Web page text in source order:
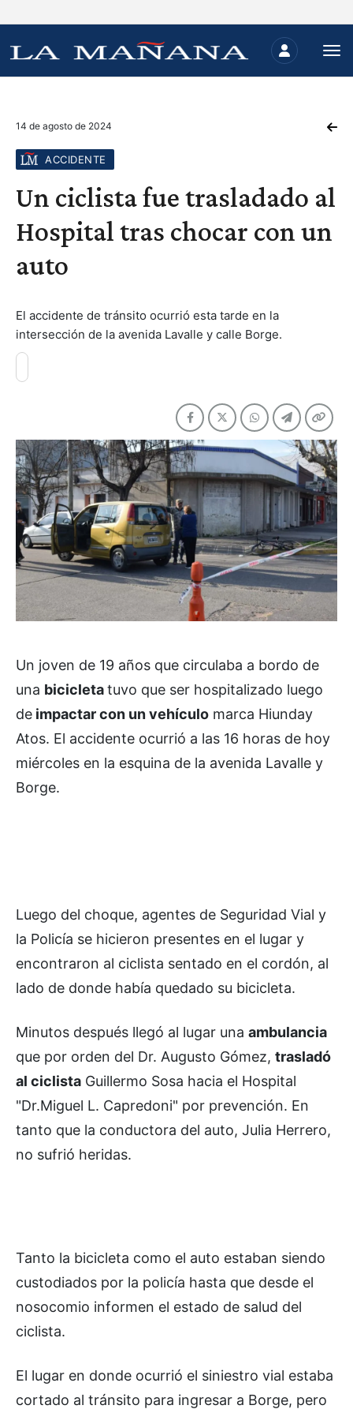
14 de agosto de 2024
ACCIDENTE
Un ciclista fue trasladado al
Hospital tras chocar con un
auto
El accidente de tránsito ocurrió esta tarde en la
intersección de la avenida Lavalle y calle Borge.
Un joven de 19 años que circulaba a bordo de
una bicicletatuvo que ser hospitalizado luego
de impactar con un vehículo marca Hiunday
Atos. El accidente ocurrió a las 16 horas de hoy
miércoles en la esquina de la avenida Lavalle y
Borge.
Luego del choque, agentes de Seguridad Vial y
la Policía se hicieron presentes en el lugar y
encontraron al ciclista sentado en el cordón, al
lado de donde había quedado su bicicleta.
Minutos después llegó al lugar una ambulancia
que por orden del Dr. Augusto Gómez, trasladó
al ciclista Guillermo Sosa hacia el Hospital
"Dr.Miguel L. Capredoni" por prevención. En
tanto que la conductora del auto, Julia Herrero,
no sufrió heridas.
Tanto la bicicleta como el auto estaban siendo
custodiados por la policía hasta que desde el
nosocomio informen el estado de salud del
ciclista.
El lugar en donde ocurrió el siniestro vial estaba
cortado al tránsito para ingresar a Borge, pero